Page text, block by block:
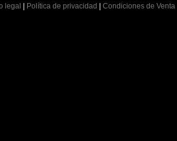
legal Política de privacidad Condiciones de Venta|